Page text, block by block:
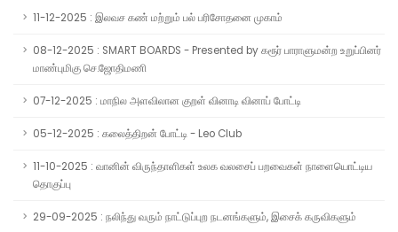
11-12-2025 : இலவச கண் மற்றும் பல் பரிசோதனை முகாம்
08-12-2025 : SMART BOARDS - Presented by கரூர் பாராளுமன்ற உறுப்பினர்
மாண்புமிகு செ.ஜோதிமணி
07-12-2025 : மாநில அளவிலான குறள் வினாடி வினாப் போட்டி
05-12-2025 : கலைத்திறன் போட்டி - Leo Club
11-10-2025 : வானின் விருந்தாளிகள் உலக வலசைப் பறவைகள் நாளையொட்டிய
தொகுப்பு
29-09-2025 : நலிந்து வரும் நாட்டுப்புற நடனங்களும், இசைக் கருவிகளும்